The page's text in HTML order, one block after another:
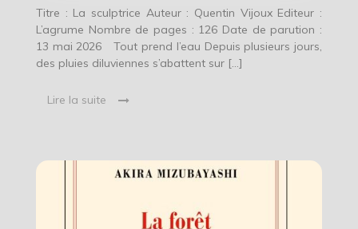
Titre : La sculptrice Auteur : Quentin Vijoux Editeur :
L’agrume Nombre de pages : 126 Date de parution :
13 mai 2026 Tout prend l’eau Depuis plusieurs jours,
des pluies diluviennes s’abattent sur […]
Lire la suite